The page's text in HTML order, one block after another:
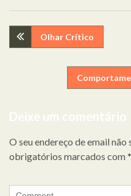
Navegação
Olhar Crítico
Deixe um comentário
O seu endereço de email não
obrigatórios marcados com *